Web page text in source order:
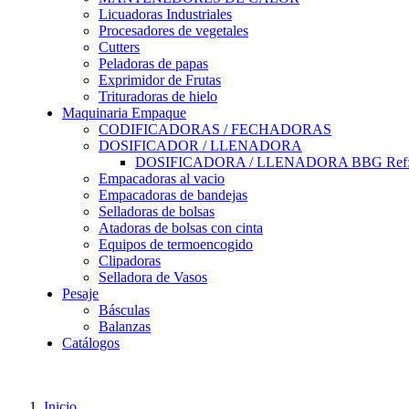
Licuadoras Industriales
Procesadores de vegetales
Cutters
Peladoras de papas
Exprimidor de Frutas
Trituradoras de hielo
Maquinaria Empaque
CODIFICADORAS / FECHADORAS
DOSIFICADOR / LLENADORA
DOSIFICADORA / LLENADORA BBG
Empacadoras al vacio
Empacadoras de bandejas
Selladoras de bolsas
Atadoras de bolsas con cinta
Equipos de termoencogido
Clipadoras
Selladora de Vasos
Pesaje
Básculas
Balanzas
Catálogos